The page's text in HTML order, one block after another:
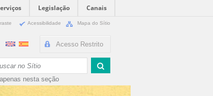
Legislação
Canais
Acessibilidade Mapa do Sítio
Acesso Restrito
apenas nesta seção